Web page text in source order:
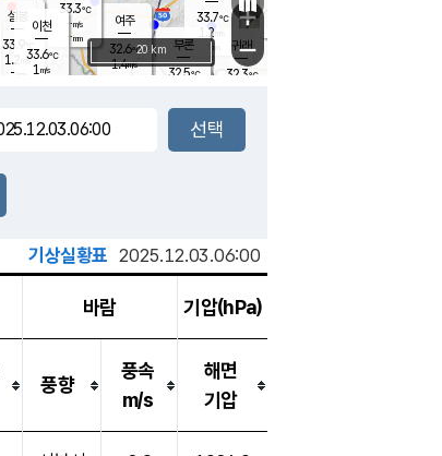
33.7℃
1.2m/s
mm
부론
32.5℃
여주
32.6℃
1.4m/s
장호원
33.3℃
-m/s
-mm
설봉
33.9
1.2 m/s
- mm
귀래
32.3℃
이천
33.6℃
1 m/s
+
−
20 km
기상실황표 2025.12.03.06:00
바람 기압(hPa)
풍향
풍속
m/s
해면
기압